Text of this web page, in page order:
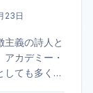
23日
主義の詩人と
カデミー・
ても多くの